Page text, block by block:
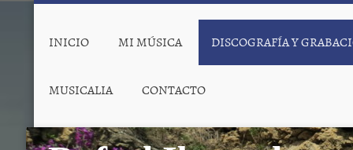
INICIO MI MÚSICA DISCOGRAFÍA Y
MUSICALIA CONTACTO